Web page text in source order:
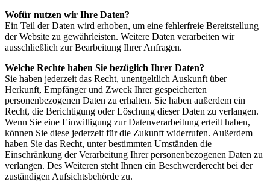
Wofür nutzen wir Ihre Daten?
Ein Teil der Daten wird erhoben, um eine fehlerfreie Bereitstellung
der Website zu gewährleisten. Weitere Daten verarbeiten wir
ausschließlich zur Bearbeitung Ihrer Anfragen.
Welche Rechte haben Sie bezüglich Ihrer Daten?
Sie haben jederzeit das Recht, unentgeltlich Auskunft über
Herkunft, Empfänger und Zweck Ihrer gespeicherten
personenbezogenen Daten zu erhalten. Sie haben außerdem ein
Recht, die Berichtigung oder Löschung dieser Daten zu verlangen.
Wenn Sie eine Einwilligung zur Datenverarbeitung erteilt haben,
können Sie diese jederzeit für die Zukunft widerrufen. Außerdem
haben Sie das Recht, unter bestimmten Umständen die
Einschränkung der Verarbeitung Ihrer personenbezogenen Daten zu
verlangen. Des Weiteren steht Ihnen ein Beschwerderecht bei der
zuständigen Aufsichtsbehörde zu.